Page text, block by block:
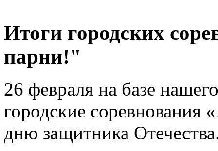
Итоги городских
парни!"
26 февраля на базе
городские
дню защитника